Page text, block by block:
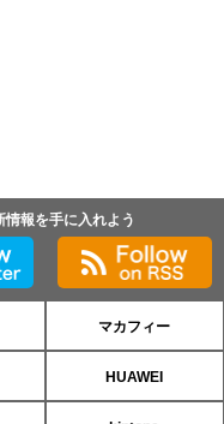
報を手に入れよう
マカフィー
HUAWEI